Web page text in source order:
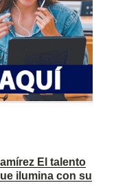
El talento
ilumina con su